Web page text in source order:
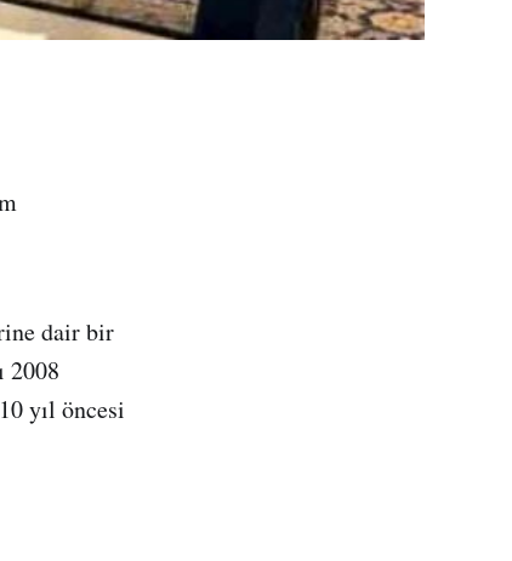
dair bir
2008
yıl öncesi